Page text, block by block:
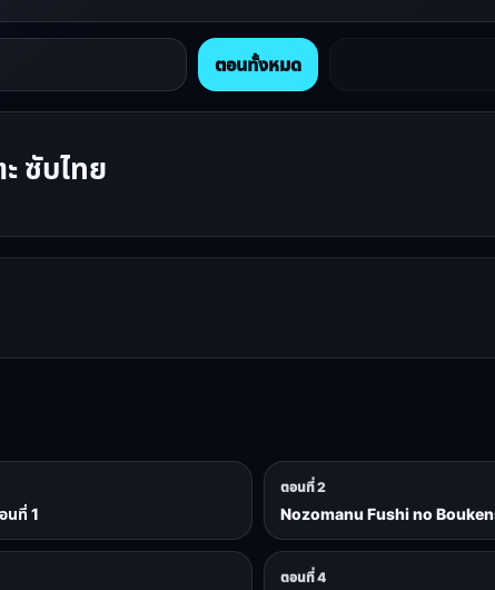
ตอนทั้งหมด
ซับไทย
นที่ 1
ตอนที่ 2
Nozomanu Fushi no
ตอนที่ 4